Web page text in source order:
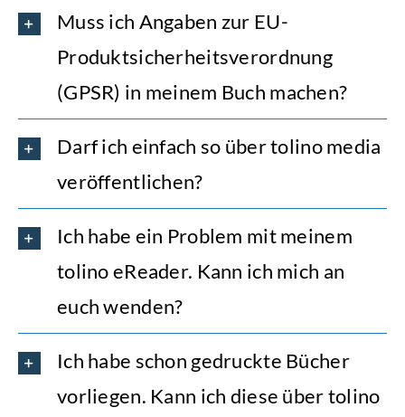
Muss ich Angaben zur EU-
Produktsicherheitsverordnung
(GPSR) in meinem Buch machen?
Darf ich einfach so über tolino media
veröffentlichen?
Ich habe ein Problem mit meinem
tolino eReader. Kann ich mich an
euch wenden?
Ich habe schon gedruckte Bücher
vorliegen. Kann ich diese über tolino